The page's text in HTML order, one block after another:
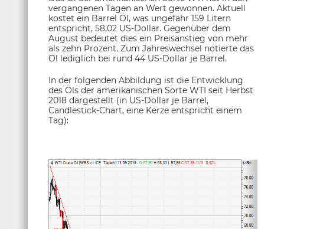
vergangenen Tagen an Wert gewonnen. Aktuell
kostet ein Barrel Öl, was ungefähr 159 Litern
entspricht, 58,02 US-Dollar. Gegenüber dem
August bedeutet dies ein Preisanstieg von mehr
als zehn Prozent. Zum Jahreswechsel notierte das
Öl lediglich bei rund 44 US-Dollar je Barrel.
In der folgenden Abbildung ist die Entwicklung
des Öls der amerikanischen Sorte WTI seit Herbst
2018 dargestellt (in US-Dollar je Barrel,
Candlestick-Chart, eine Kerze entspricht einem
Tag):